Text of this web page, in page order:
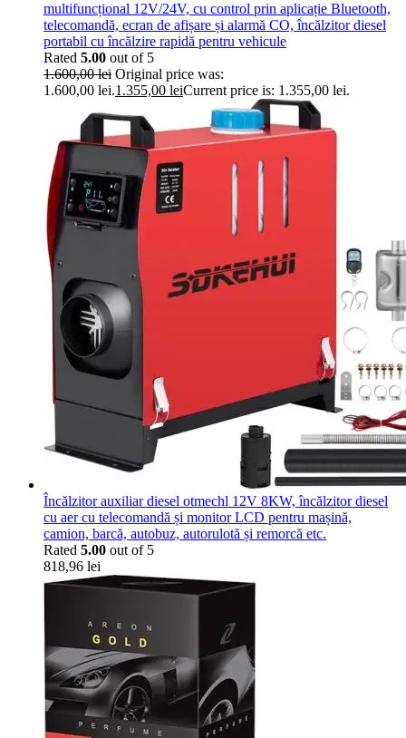
multifuncțional 12V/24V, cu control prin aplicație Bluetooth,
telecomandă, ecran de afișare și alarmă CO, încălzitor diesel
portabil cu încălzire rapidă pentru vehicule
Rated 5.00 out of 5
1.600,00lei Original price was:
1.600,00 lei.1.355,00 leiCurrent price is: 1.355,00 lei.
Încălzitor auxiliar diesel otmechl 12V 8KW, încălzitor diesel
cu aer cu telecomandă și monitor LCD pentru mașină,
camion, barcă, autobuz, autorulotă și remorcă etc.
Rated 5.00 out of 5
818,96 lei